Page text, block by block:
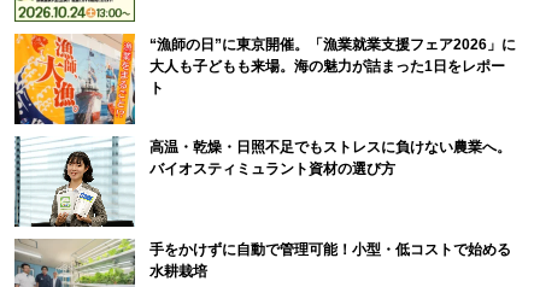
“漁師の日”に東京開催。「漁業就業支援フェア2026」に
大人も子どもも来場。海の魅力が詰まった1日をレポー
ト
高温・乾燥・日照不足でもストレスに負けない農業へ。
バイオスティミュラント資材の選び方
手をかけずに自動で管理可能！小型・低コストで始める
水耕栽培